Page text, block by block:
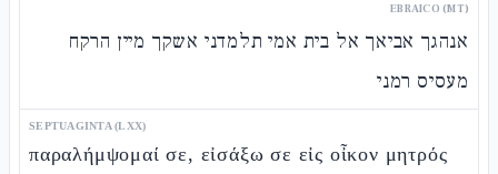
EBRAICO (MT)
אנהגך אביאך אל בית אמי תלמדני אשקך מיין הרקח
מעסיס רמני
SEPTUAGINTA (LXX)
παραλήμψομαί σε, εἰσάξω σε εἰς οἶκον μητρός